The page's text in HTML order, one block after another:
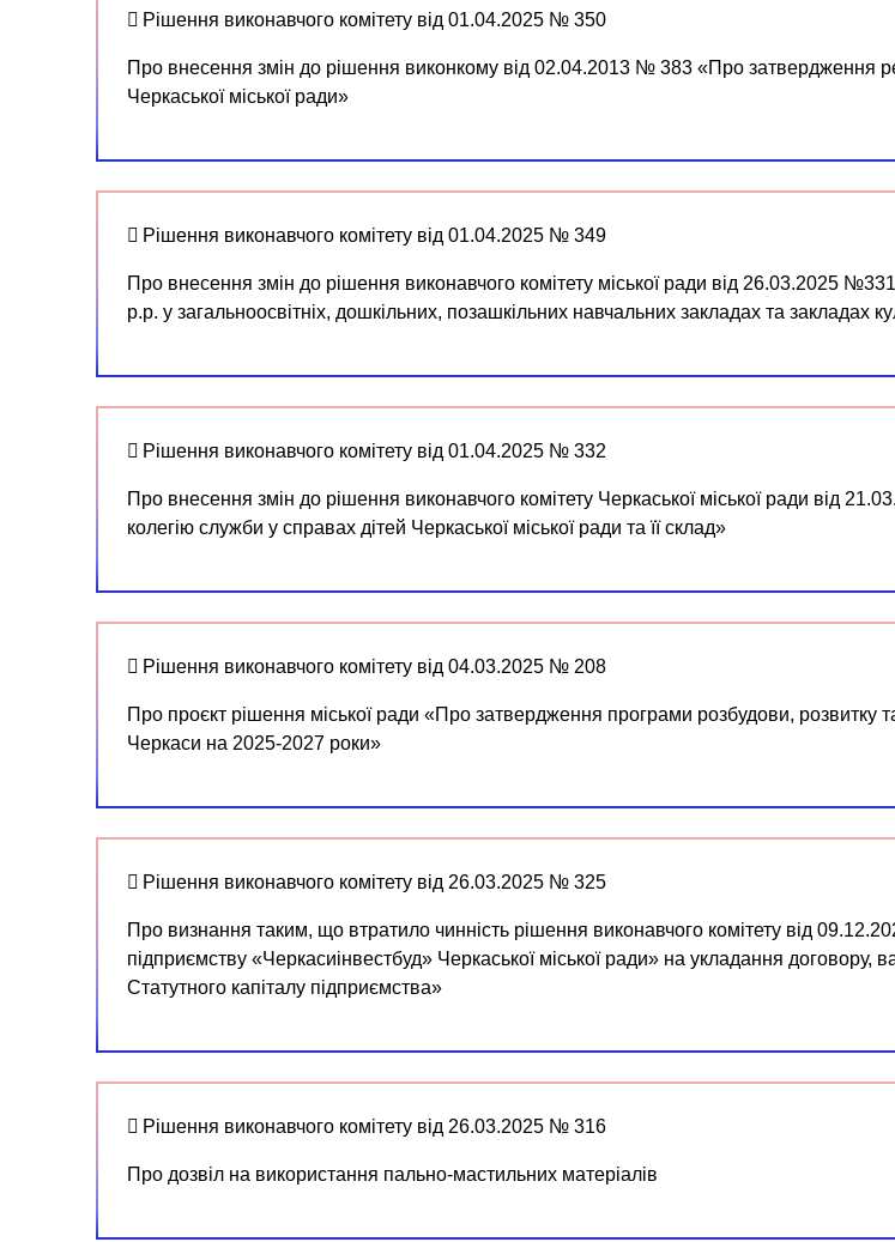
Рішення виконавчого комітету від 01.04.2025 № 350
Про внесення змін до рішення виконкому від 02.04.2013 № 383 «Про затвердження
Черкаської міської ради»
Рішення виконавчого комітету від 01.04.2025 № 349
Про внесення змін до рішення виконавчого комітету міської ради від 26.03.2025
р.р. у загальноосвітніх, дошкільних, позашкільних навчальних закладах та закладах
Рішення виконавчого комітету від 01.04.2025 № 332
Про внесення змін до рішення виконавчого комітету Черкаської міської ради від
колегію служби у справах дітей Черкаської міської ради та її склад»
Рішення виконавчого комітету від 04.03.2025 № 208
Про проєкт рішення міської ради «Про затвердження програми розбудови, розвитку
Черкаси на 2025-2027 роки»
Рішення виконавчого комітету від 26.03.2025 № 325
Про визнання таким, що втратило чинність рішення виконавчого комітету від
підприємству «Черкасиінвестбуд» Черкаської міської ради» на укладання договору,
Статутного капіталу підприємства»
Рішення виконавчого комітету від 26.03.2025 № 316
Про дозвіл на використання пально-мастильних матеріалів